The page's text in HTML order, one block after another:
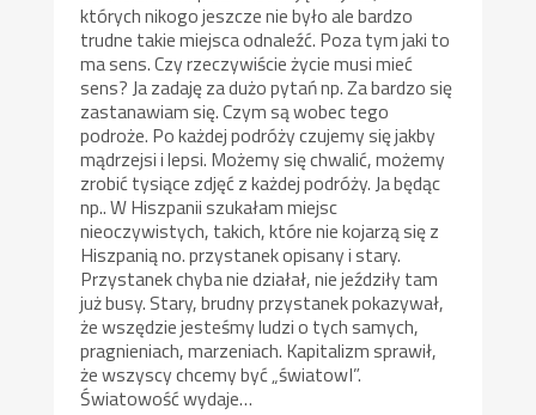
których nikogo jeszcze nie było ale bardzo
trudne takie miejsca odnaleźć. Poza tym jaki to
ma sens. Czy rzeczywiście życie musi mieć
sens? Ja zadaję za dużo pytań np. Za bardzo się
zastanawiam się. Czym są wobec tego
podroże. Po każdej podróży czujemy się jakby
mądrzejsi i lepsi. Możemy się chwalić, możemy
zrobić tysiące zdjęć z każdej podróży. Ja będąc
np.. W Hiszpanii szukałam miejsc
nieoczywistych, takich, które nie kojarzą się z
Hiszpanią no. przystanek opisany i stary.
Przystanek chyba nie działał, nie jeździły tam
już busy. Stary, brudny przystanek pokazywał,
że wszędzie jesteśmy ludzi o tych samych,
pragnieniach, marzeniach. Kapitalizm sprawił,
że wszyscy chcemy być „światowI”.
Światowość wydaje…